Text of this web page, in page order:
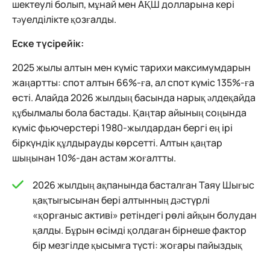
шектеулі болып, мұнай мен АҚШ долларына кері
тәуелділікте қозғалды.
Еске түсірейік:
2025 жылы алтын мен күміс тарихи максимумдарын
жаңартты: спот алтын 66%-ға, ал спот күміс 135%-ға
өсті. Алайда 2026 жылдың басында нарық әлдеқайда
құбылмалы бола бастады. Қаңтар айының соңында
күміс фьючерстері 1980-жылдардан бергі ең ірі
біркүндік құлдырауды көрсетті. Алтын қаңтар
шыңынан 10%-дан астам жоғалтты.
2026 жылдың ақпанында басталған Таяу Шығыс
қақтығысынан бері алтынның дәстүрлі
«қорғаныс активі» ретіндегі рөлі айқын болудан
қалды. Бұрын өсімді қолдаған бірнеше фактор
бір мезгілде қысымға түсті: жоғары пайыздық